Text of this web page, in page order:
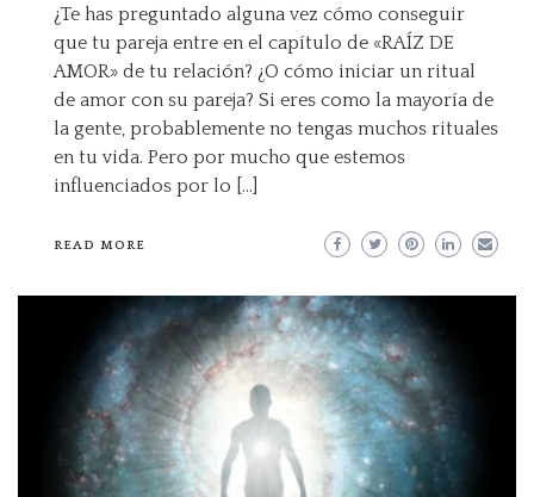
¿Te has preguntado alguna vez cómo conseguir
que tu pareja entre en el capítulo de «RAÍZ DE
AMOR» de tu relación? ¿O cómo iniciar un ritual
de amor con su pareja? Si eres como la mayoría de
la gente, probablemente no tengas muchos rituales
en tu vida. Pero por mucho que estemos
influenciados por lo […]
READ MORE